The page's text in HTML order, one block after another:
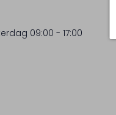
09:00 - 17:00